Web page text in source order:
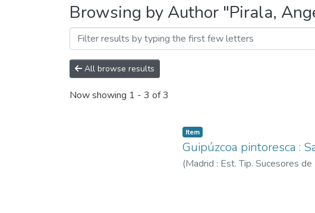
Browsing by Author "Pirala,
All browse results
Now showing 1 - 3 of 3
Item
Guipúzcoa pintoresca :
(Madrid : Est. Tip. Sucesores de